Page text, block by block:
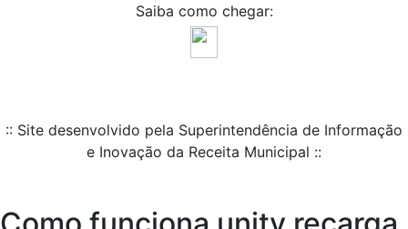
Saiba como chegar:
:: Site desenvolvido pela Superintendência de Informação
e Inovação da Receita Municipal ::